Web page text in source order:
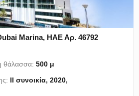
Marina, ΗΑΕ Αρ. 46792
θάλασσα:500 μ
II συνοικία, 2020,